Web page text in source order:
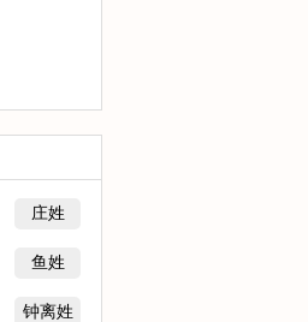
庄姓
鱼姓
钟离姓